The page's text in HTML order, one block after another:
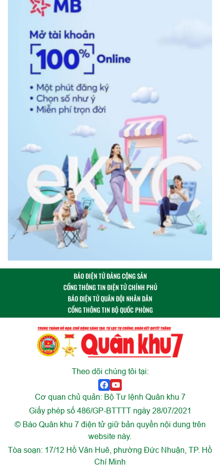
BÁO ĐIỆN TỬ ĐẢNG CỘNG SẢN
CỔNG THÔNG TIN ĐIỆN TỬ CHÍNH PHỦ
BÁO ĐIỆN TỬ QUÂN ĐỘI NHÂN DÂN
CỔNG THÔNG TIN BỘ QUỐC PHÒNG
Theo dõi chúng tôi tại:
Cơ quan chủ quản: Bộ Tư lệnh Quân khu 7
Giấy phép số 486/GP-BTTTT ngày 28/07/2021
© Báo Quân khu 7 điện tử giữ bản quyền nội dung trên
website này.
Tòa soạn: 17/12 Hồ Văn Huê, phường Đức Nhuận, TP. Hồ
Chí Minh